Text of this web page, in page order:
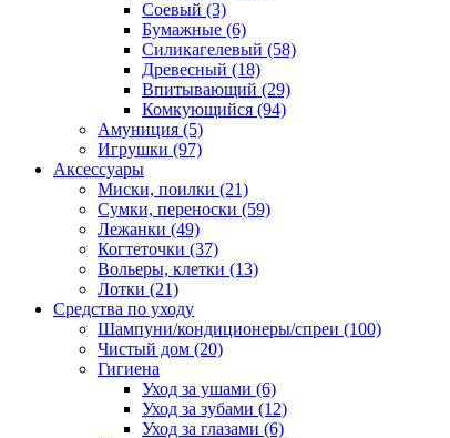
Соевый (3)
Бумажные (6)
Силикагелевый (58)
Древесный (18)
Впитывающий (29)
Комкующийся (94)
Амуниция (5)
Игрушки (97)
Аксессуары
Миски, поилки (21)
Сумки, переноски (59)
Лежанки (49)
Когтеточки (37)
Вольеры, клетки (13)
Лотки (21)
Средства по уходу
Шампуни/кондиционеры/спреи (100)
Чистый дом (20)
Гигиена
Уход за ушами (6)
Уход за зубами (12)
Уход за глазами (6)